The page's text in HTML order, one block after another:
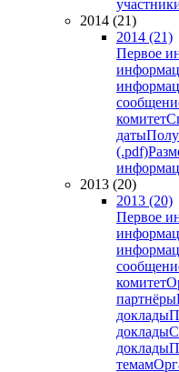
2014 (21)
2014 (21)
Первое
комитет
даты
(.pdf)
2013 (20)
2013 (20)
Первое
комитет
партнёры
доклады
доклады
доклады
темам